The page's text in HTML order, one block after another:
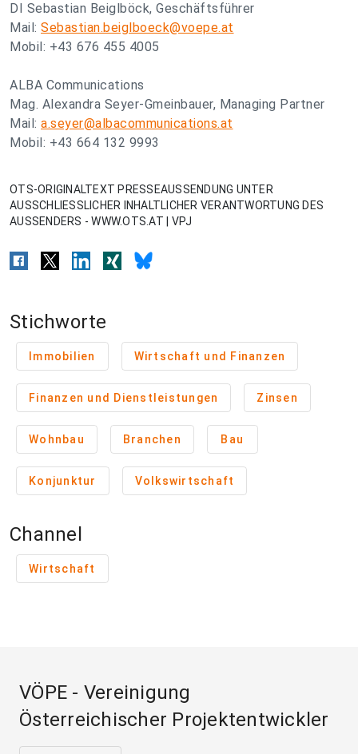
DI Sebastian Beiglböck, Geschäftsführer
Mail: Sebastian.beiglboeck@voepe.at
Mobil: +43 676 455 4005
ALBA Communications
Mag. Alexandra Seyer-Gmeinbauer, Managing Partner
Mail: a.seyer@albacommunications.at
Mobil: +43 664 132 9993
OTS-ORIGINALTEXT PRESSEAUSSENDUNG UNTER
AUSSCHLIESSLICHER INHALTLICHER VERANTWORTUNG DES
AUSSENDERS - WWW.OTS.AT | VPJ
Stichworte
Immobilien Wirtschaft und Finanzen
Finanzen und Dienstleistungen Zinsen
Wohnbau Branchen Bau
Konjunktur Volkswirtschaft
Channel
Wirtschaft
VÖPE - Vereinigung
Österreichischer Projektentwickler